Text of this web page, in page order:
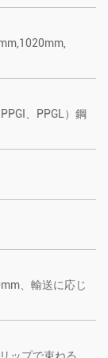
、PPGL）鋼
、輸送に応じ
ップで束ねる